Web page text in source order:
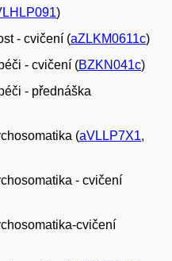
)
- cvičení (aZLKM0611c)
- cvičení (BZKN041c)
- přednáška
(aVLLP7X1,
- cvičení
cvičení